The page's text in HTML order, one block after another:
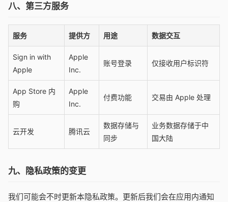
八、第三方服务
服务 提供方 用途 数据交互
Sign in with
Apple
Apple
Inc.
账号登录 仅接收用户标识符
App Store 内
购
Apple
Inc.
付费功能 交易由 Apple 处理
云开发 腾讯云
数据存储与
同步
业务数据存储于中
国大陆
九、隐私政策的变更
我们可能会不时更新本隐私政策。更新后我们会在应用内通知